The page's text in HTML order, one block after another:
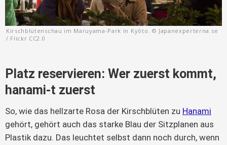
Kirschblütenschau im Maruyama-Park in Kyōto. © Japanexperterna.se
/ Flickr CC2.0
Platz reservieren: Wer zuerst kommt,
hanami-t zuerst
So, wie das hellzarte Rosa der Kirschblüten zu Hanami
gehört, gehört auch das starke Blau der Sitzplanen aus
Plastik dazu. Das leuchtet selbst dann noch durch, wenn